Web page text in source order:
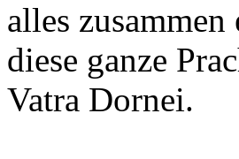
alles
diese ganze
Vatra Dornei.